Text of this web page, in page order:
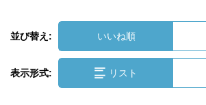
並び替え: いいね順
表示形式: リスト